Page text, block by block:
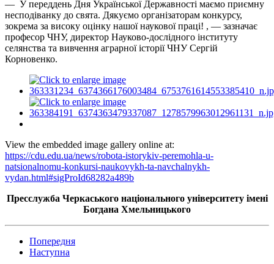
— У переддень Дня Української Державності маємо приємну
несподіванку до свята. Дякуємо організаторам конкурсу,
зокрема за високу оцінку нашої наукової праці! , — зазначає
професор ЧНУ, директор Науково-дослідного інституту
селянства та вивчення аграрної історії ЧНУ Сергій
Корновенко.
View the embedded image gallery online at:
https://cdu.edu.ua/news/robota-istorykiv-peremohla-u-
natsionalnomu-konkursi-naukovykh-ta-navchalnykh-
vydan.html#sigProId68282a489b
Пресслужба Черкаського національного університету імені
Богдана Хмельницького
Попередня
Наступна